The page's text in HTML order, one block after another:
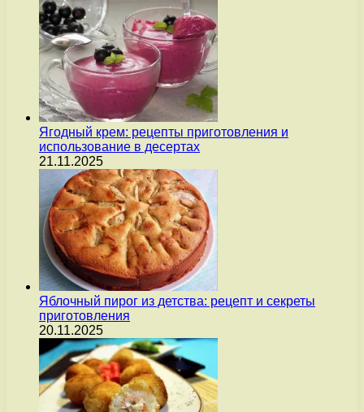
Ягодный крем: рецепты приготовления и
использование в десертах
21.11.2025
Яблочный пирог из детства: рецепт и секреты
приготовления
20.11.2025